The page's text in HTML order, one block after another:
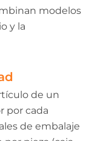
modelos
y la
de un
por cada
de embalaje